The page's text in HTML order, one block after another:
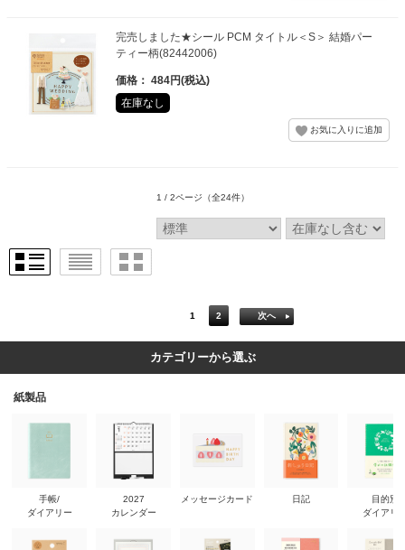
完売しました★シール PCM タイトル＜S＞ 結婚パー
ティー柄(82442006)
価格： 484円(税込)
在庫なし
1 / 2ページ （全24件）
1 2 次へ
カテゴリーから選ぶ
紙製品
手帳/
ダイアリー
2027
カレンダー
メッセージカード 日記
目的別
ダイアリ